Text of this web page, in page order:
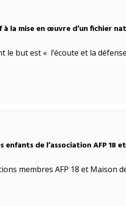
la mise en œuvre d’un fichier
le but est « l’écoute et la
de l’association AFP 18
membres AFP 18 et Maison